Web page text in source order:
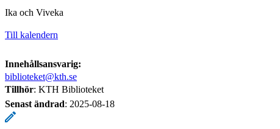
Ika och Viveka
Till kalendern
Innehållsansvarig:
biblioteket@kth.se
Tillhör: KTH Biblioteket
Senast ändrad: 2025-08-18